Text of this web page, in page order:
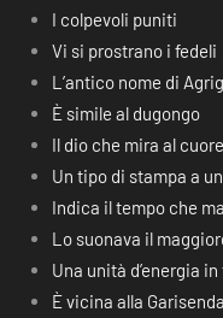
I colpevoli puniti
Vi si prostrano i fedeli
L’antico nome di
È simile al dugongo
Il dio che mira al cuore
Un tipo di stampa a
Indica il tempo che
Lo suonava il
Una unità d’energia
È vicina alla